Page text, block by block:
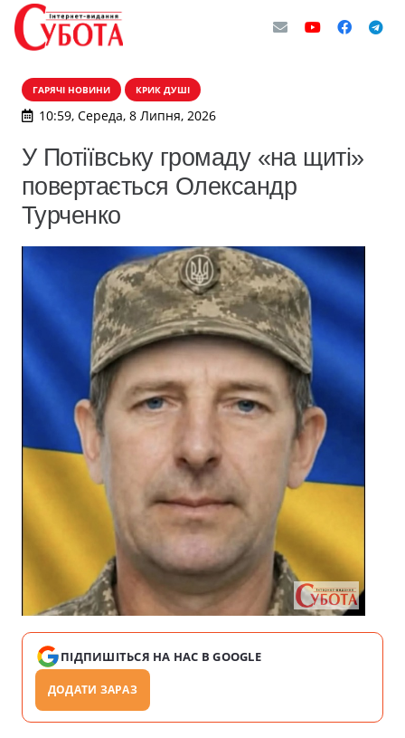
ГАРЯЧІ НОВИНИ КРИК ДУШІ
10:59, Середа, 8 Липня, 2026
У Потіївську громаду «на щиті»
повертається Олександр
Турченко
ПІДПИШІТЬСЯ НА НАС В GOOGLE
ДОДАТИ ЗАРАЗ